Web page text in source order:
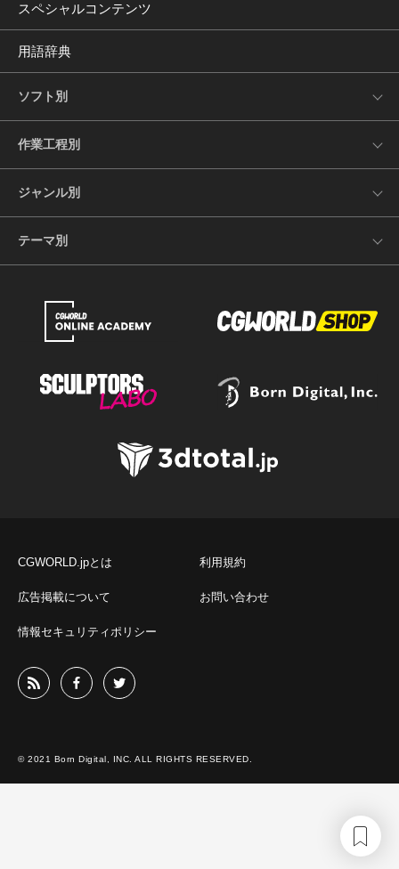
スペシャルコンテンツ
用語辞典
ソフト別
作業工程別
ジャンル別
テーマ別
CGWORLD.jpとは 利用規約
広告掲載について お問い合わせ
情報セキュリティポリシー
© 2021 Born Digital, INC. ALL RIGHTS RESERVED.